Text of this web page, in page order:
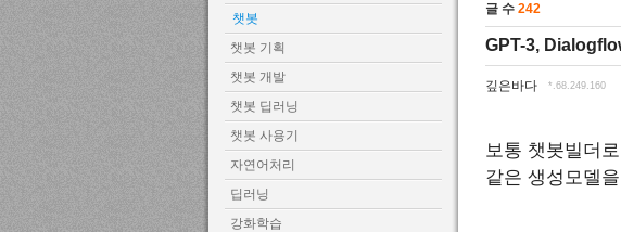
챗봇
챗봇 기획
챗봇 개발
챗봇 딥러닝
챗봇 사용기
자연어처리
딥러닝
강화학습
글 수 242
GPT-3,
깊은바다 *.68.249.160
보통 챗봇빌더
같은 생성모델